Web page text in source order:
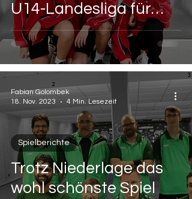
U14-Landesliga für
unsere Auswahlspieler
der KVA
Trotz Niederlage das
wohl schönste Spiel
Spielberichte
Fabian Golombek
18. Nov. 2023
4 Min. Lesezeit